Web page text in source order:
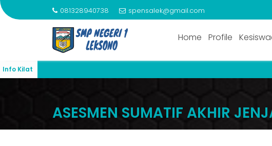
081328940738 spensalek@gmail.com
Home Profile
Info Kilat
ASESMEN SUMATIF AKHIR